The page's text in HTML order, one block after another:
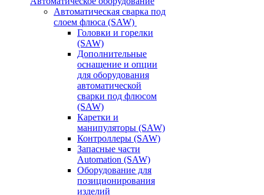
Автоматическая сварка под
слоем флюса (SAW)
Головки и горелки
(SAW)
Дополнительные
оснащение и опции
для оборудования
автоматической
сварки под флюсом
(SAW)
Каретки и
манипуляторы (SAW)
Контроллеры (SAW)
Запасные части
Automation (SAW)
Оборудование для
позиционирования
изделий